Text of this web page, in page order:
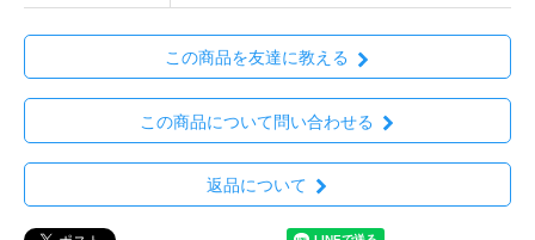
この商品を友達に教える
この商品について問い合わせる
返品について